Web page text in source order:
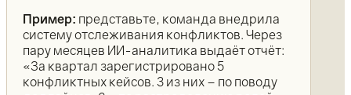
Пример: представьте, команда внедрила
систему отслеживания конфликтов. Через
пару месяцев ИИ-аналитика выдаёт отчёт:
«За квартал зарегистрировано 5
конфликтных кейсов. 3 из них – по поводу